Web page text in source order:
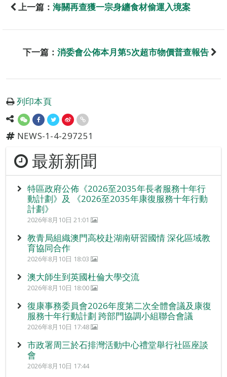
上一篇： 海關再查獲一宗身纏食材偷運入境案
下一篇： 消委會公佈本月第5次超市物價普查報告
列印本頁
NEWS-1-4-297251
最新新聞
特區政府公佈《2026至2035年長者服務十年行
動計劃》及 《2026至2035年康復服務十年行動
計劃》
2026年8月10日 21:01
教青局組織澳門高校赴湖南研習國情 深化區域教
育協同合作
2026年8月10日 18:03
澳大師生到英國杜倫大學交流
2026年8月10日 18:00
復康事務委員會2026年度第二次全體會議及康復
服務十年行動計劃 跨部門協調小組聯合會議
2026年8月10日 17:48
市政署周三於石排灣活動中心禮堂舉行社區座談
會
2026年8月10日 17:44